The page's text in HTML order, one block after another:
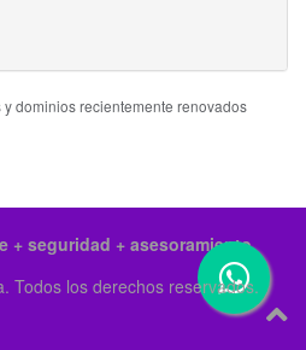
dominios recientemente renovados
+ seguridad + asesoramiento
Todos los derechos reservados.